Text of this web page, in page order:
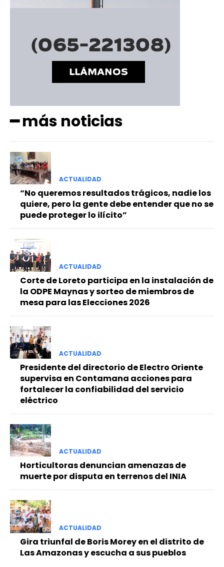
━ más noticias
ACTUALIDAD
“No queremos resultados trágicos, nadie los
quiere, pero la gente debe entender que no se
puede proteger lo ilícito”
ACTUALIDAD
Corte de Loreto participa en la instalación de
la ODPE Maynas y sorteo de miembros de
mesa para las Elecciones 2026
ACTUALIDAD
Presidente del directorio de Electro Oriente
supervisa en Contamana acciones para
fortalecer la confiabilidad del servicio
eléctrico
ACTUALIDAD
Horticultoras denuncian amenazas de
muerte por disputa en terrenos del INIA
ACTUALIDAD
Gira triunfal de Boris Morey en el distrito de
Las Amazonas y escucha a sus pueblos